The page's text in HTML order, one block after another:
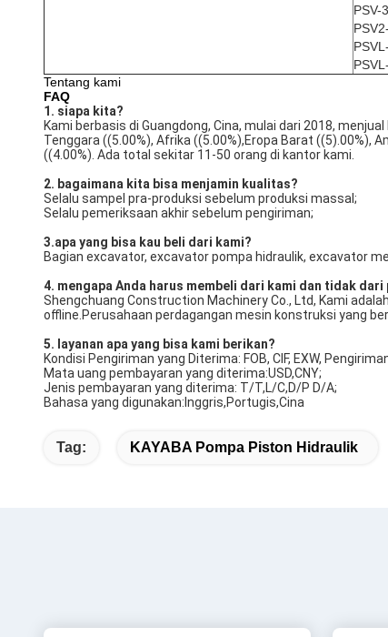
PSV-
Tentang kami
FAQ
1. siapa kita?
Kami berbasis di Guangdong, Cina, mulai dari 2018,
Tenggara ((5.00%), Afrika ((5.00%),Eropa Barat ((5).00%),
((4.00%). Ada total sekitar 11-50 orang di kantor kami.
2. bagaimana kita bisa menjamin kualitas?
Selalu sampel pra-produksi sebelum produksi massal;
Selalu pemeriksaan akhir sebelum pengiriman;
3.apa yang bisa kau beli dari kami?
Bagian excavator, excavator pompa hidraulik, excavator
4. mengapa Anda harus membeli dari kami dan tidak dari
Shengchuang Construction Machinery Co., Ltd, Kami
offline.Perusahaan perdagangan mesin konstruksi yang
5. layanan apa yang bisa kami berikan?
Kondisi Pengiriman yang Diterima: FOB, CIF, EXW,
Mata uang pembayaran yang diterima:USD,CNY;
Jenis pembayaran yang diterima: T/T,L/C,D/P D/A;
Bahasa yang digunakan:Inggris,Portugis,Cina
Tag: KAYABA Pompa Piston Hidraulik